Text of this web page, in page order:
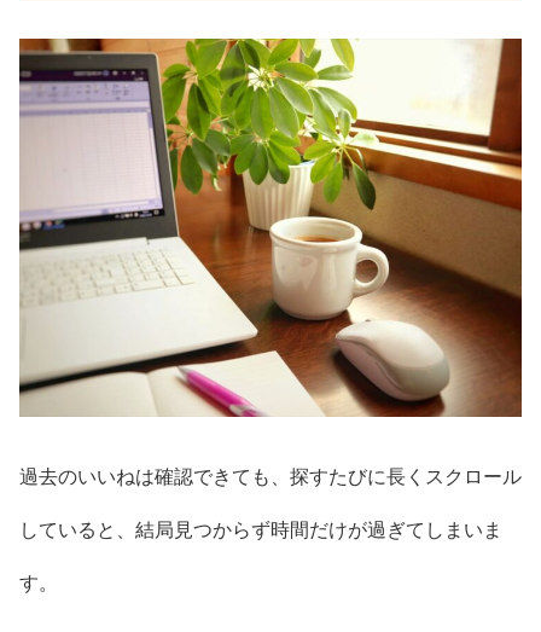
過去のいいねは確認できても、探すたびに長くスクロール
していると、結局見つからず時間だけが過ぎてしまいま
す。